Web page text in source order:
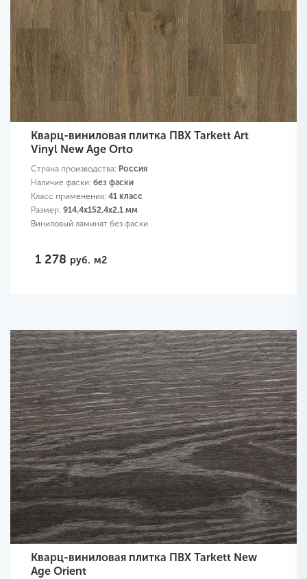
Кварц-виниловая плитка ПВХ Tarkett Art
Vinyl New Age Orto
Страна производства: Россия
Наличие фаски: без фаски
Класс применения: 41 класс
Размер: 914,4х152,4х2,1 мм
Виниловый ламинат без фаски
1 278 руб. м2
Кварц-виниловая плитка ПВХ Tarkett New
Age Orient